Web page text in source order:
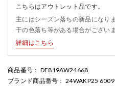
こちらはアウトレット品です。
主にはシーズン落ちの新品になり
干の色落ち等がある場合がござい
詳細はこちら
商品番号 ： DE819AW24668
ブランド商品番号 ： 24WAKP25 6009